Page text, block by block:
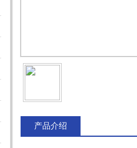
产品介绍